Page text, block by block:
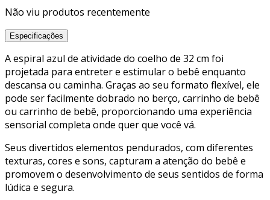
Não viu produtos recentemente
Especificações
A espiral azul de atividade do coelho de 32 cm foi
projetada para entreter e estimular o bebê enquanto
descansa ou caminha. Graças ao seu formato flexível, ele
pode ser facilmente dobrado no berço, carrinho de bebê
ou carrinho de bebê, proporcionando uma experiência
sensorial completa onde quer que você vá.
Seus divertidos elementos pendurados, com diferentes
texturas, cores e sons, capturam a atenção do bebê e
promovem o desenvolvimento de seus sentidos de forma
lúdica e segura.